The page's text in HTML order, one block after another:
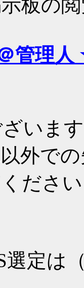
示板の
管理
いま
外で
ださ
選定は